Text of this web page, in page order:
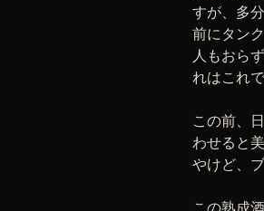
すが、多
前にタン
人もおら
れはこれ
この前、
わせると
やけど、
この熟成